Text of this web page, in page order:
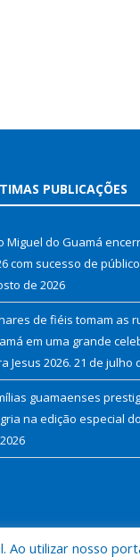
PUBLICAÇÕES
Miguel do Guamá
com sucesso de
de 2026
de fiéis tomam as
em uma grande
Jesus 2026. 21 de julho
guamaenses
na edição especial
Ao utilizar nosso